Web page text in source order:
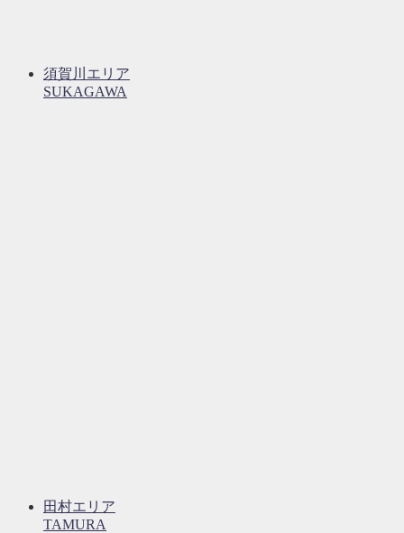
須賀川エリア
SUKAGAWA
田村エリア
TAMURA